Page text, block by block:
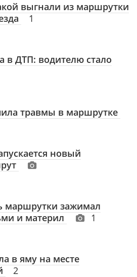
выгнали из маршрутки
1
в ДТП: водителю стало
травмы в маршрутке
новый
маршрутки зажимал
и материл
1
в яму на месте
2